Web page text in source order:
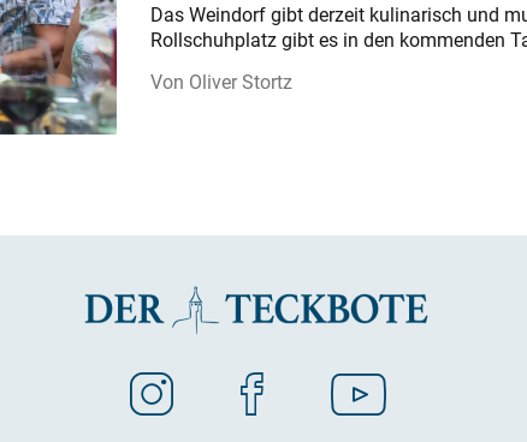
Das Weindorf gibt derzeit kulinarisch und
Rollschuhplatz gibt es in den kommenden
Oliver Stortz